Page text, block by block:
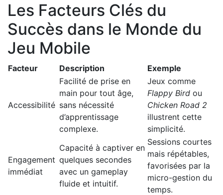
Les Facteurs Clés du
Succès dans le Monde du
Jeu Mobile
Facteur Description Exemple
Accessibilité
Facilité de prise en
main pour tout âge,
sans nécessité
d’apprentissage
complexe.
Jeux comme
Flappy Bird ou
Chicken Road 2
illustrent cette
simplicité.
Engagement
immédiat
Capacité à captiver en
quelques secondes
avec un gameplay
fluide et intuitif.
Sessions courtes
mais répétables,
favorisées par la
micro-gestion du
temps.